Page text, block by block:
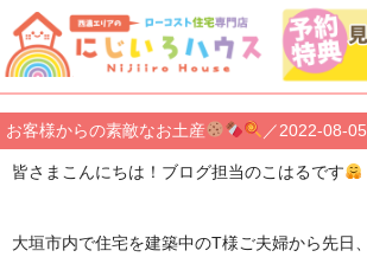
お客様からの素敵なお土産 ／2022-08-05
皆さまこんにちは！ブログ担当のこはるです
大垣市内で住宅を建築中のT様ご夫婦から先日、